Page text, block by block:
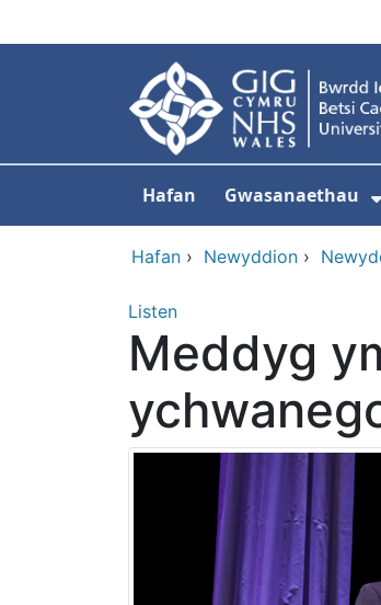
Hafan Gwasanaethau
Hafan › Newyddion ›
Listen
Meddyg